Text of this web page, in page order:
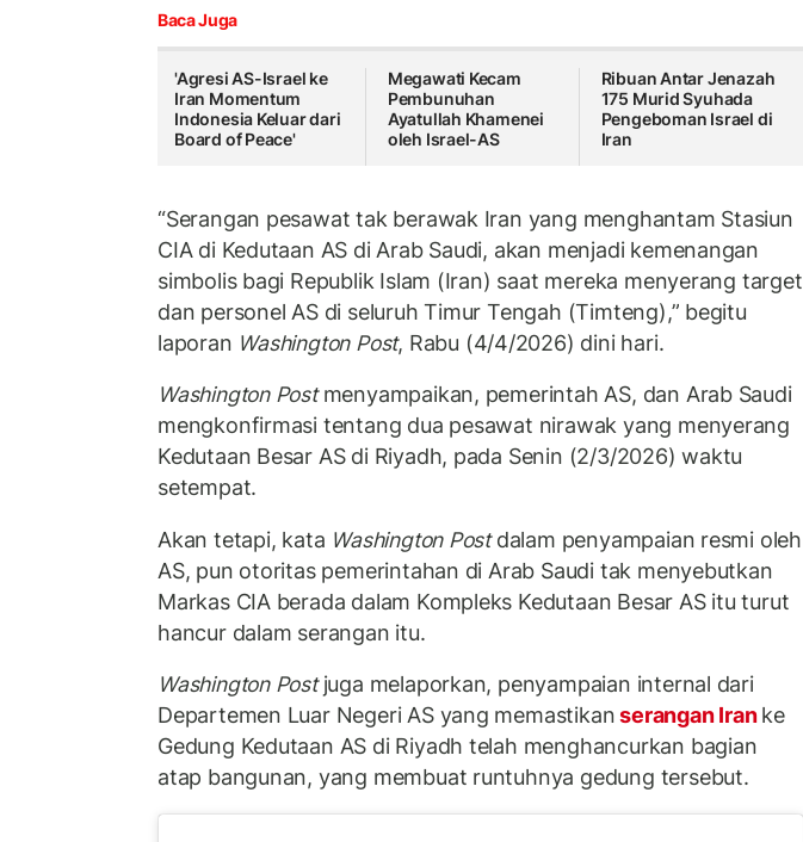
Baca Juga
'Agresi AS-Israel ke
Iran Momentum
Indonesia Keluar dari
Board of Peace'
Megawati Kecam
Pembunuhan
Ayatullah Khamenei
oleh Israel-AS
Ribuan Antar Jenazah
175 Murid Syuhada
Pengeboman Israel di
Iran
“Serangan pesawat tak berawak Iran yang menghantam Stasiun
CIA di Kedutaan AS di Arab Saudi, akan menjadi kemenangan
simbolis bagi Republik Islam (Iran) saat mereka menyerang target
dan personel AS di seluruh Timur Tengah (Timteng),” begitu
laporan Washington Post, Rabu (4/4/2026) dini hari.
Washington Postmenyampaikan, pemerintah AS, dan Arab Saudi
mengkonfirmasi tentang dua pesawat nirawak yang menyerang
Kedutaan Besar AS di Riyadh, pada Senin (2/3/2026) waktu
setempat.
Akan tetapi, kata Washington Postdalam penyampaian resmi oleh
AS, pun otoritas pemerintahan di Arab Saudi tak menyebutkan
Markas CIA berada dalam Kompleks Kedutaan Besar AS itu turut
hancur dalam serangan itu.
Washington Postjuga melaporkan, penyampaian internal dari
Departemen Luar Negeri AS yang memastikanserangan Iranke
Gedung Kedutaan AS di Riyadh telah menghancurkan bagian
atap bangunan, yang membuat runtuhnya gedung tersebut.